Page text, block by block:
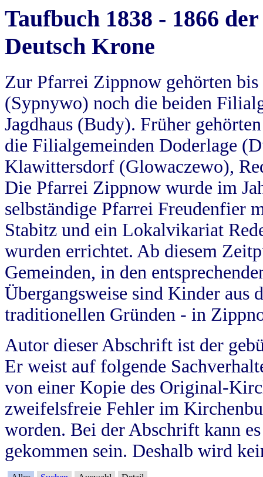
Taufbuch 1838 - 1866
Deutsch Krone
Zur Pfarrei Zippnow gehörten
(Sypnywo) noch die beiden
Jagdhaus (Budy). Früher
die Filialgemeinden Doderlage
Klawittersdorf (Glowaczewo),
Die Pfarrei Zippnow wurde im
selbständige Pfarrei Freudenfier
Stabitz und ein Lokalvikariat
wurden errichtet. Ab diesem
Gemeinden, in den
Übergangsweise sind Kinder aus
traditionellen Gründen - in
Autor dieser Abschrift ist der
Er weist auf folgende
von einer Kopie des Original-
zweifelsfreie Fehler im
worden. Bei der Abschrift kann
gekommen sein. Deshalb wird